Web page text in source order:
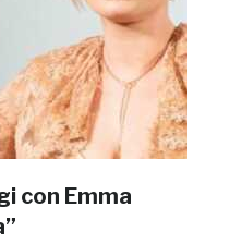
con Emma